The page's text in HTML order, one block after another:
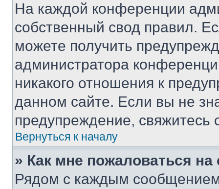
На каждой конференции
собственный свод правил.
можете получить
администратора
никакого отношения к
данном сайте. Если вы не
предупреждение,
Вернуться к началу
» Как мне пожаловаться
Рядом с каждым сообщением